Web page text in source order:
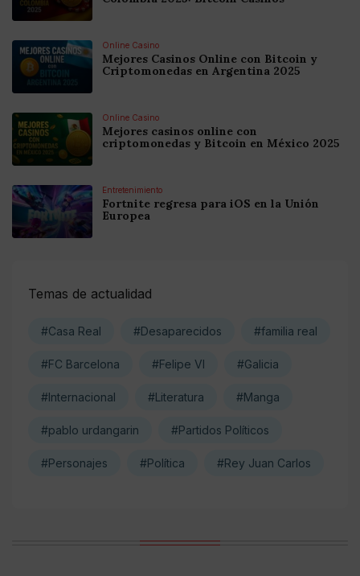
Online Casino
Mejores Casinos Online con Bitcoin y
Criptomonedas en Argentina 2025
Online Casino
Mejores casinos online con
criptomonedas y Bitcoin en México 2025
Entretenimiento
Fortnite regresa para iOS en la Unión
Europea
Temas de actualidad
#Casa Real #Desaparecidos #familia real
#FC Barcelona #Felipe VI #Galicia
#Internacional #Literatura #Manga
#pablo urdangarin #Partidos Políticos
#Personajes #Política #Rey Juan Carlos